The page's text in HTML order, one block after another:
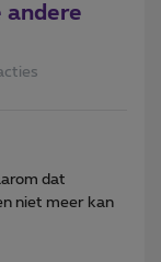
andere
dat
niet meer kan